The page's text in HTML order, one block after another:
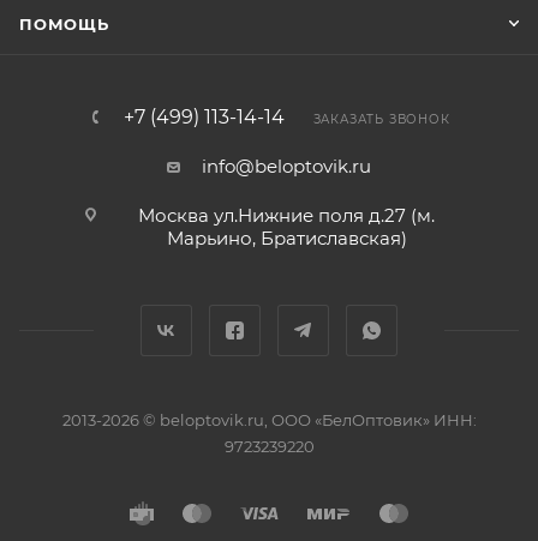
ПОМОЩЬ
+7 (499) 113-14-14 ЗАКАЗАТЬ ЗВОНОК
info@beloptovik.ru
Москва ул.Нижние поля д.27 (м.
Марьино, Братиславская)
2013-2026 © beloptovik.ru, ООО «БелОптовик» ИНН:
9723239220